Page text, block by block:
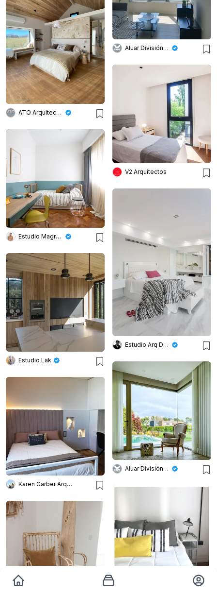
Aluar División Elaborados
ATO Arquitectos
V2 Arquitectos
Estudio Magrane
Estudio Arq Daniel Tarrio
Estudio Lak
Aluar División Elaborados
Karen Garber Arquitecta